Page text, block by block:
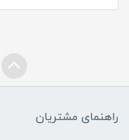
راهنمای مشتریان